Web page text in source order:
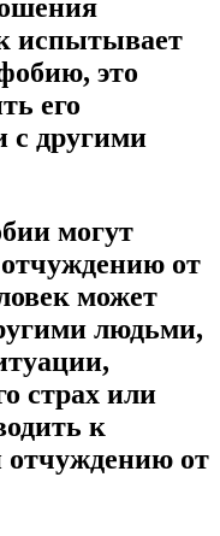
испытывает
это
его
с другими
могут
от
может
людьми,
страх или
к
отчуждению от